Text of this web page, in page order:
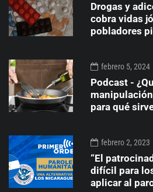
Drogas y
cobra vidas
pobladores
febrero 5, 2024
Podcast -
para qué
febrero 2, 2023
“El
difícil para
aplicar al